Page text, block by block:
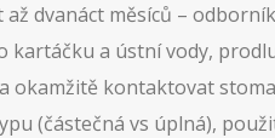
dvanáct měsíců –
kartáčku a ústní vody,
okamžitě kontaktovat
(částečná vs úplná),